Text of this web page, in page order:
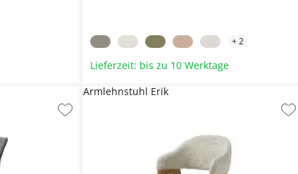
+2
Lieferzeit: bis zu 10 Werktage
Armlehnstuhl Erik